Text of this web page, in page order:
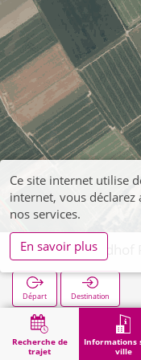
Recherche de
trajet
Informations
ville
Düren, Friedhof
Départ Destination
Démarrage Informations sur la ville
Ce site internet utilise
internet, vous
nos services.
En savoir plus